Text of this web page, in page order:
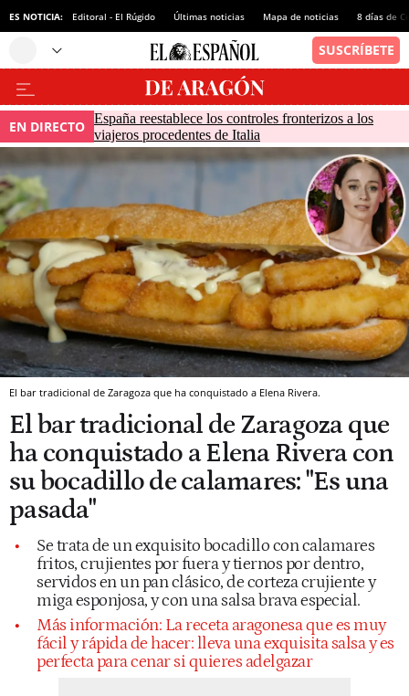
ES NOTICIA: Editoral - El Rúgido Últimas noticias Mapa de noticias 8 días de
EN DIRECTO España reestablece los controles fronterizos a los
viajeros procedentes de Italia
El bar tradicional de Zaragoza que ha conquistado a Elena Rivera.
El bar tradicional de Zaragoza que
ha conquistado a Elena Rivera con
su bocadillo de calamares: "Es una
pasada"
Se trata de un exquisito bocadillo con calamares
fritos, crujientes por fuera y tiernos por dentro,
servidos en un pan clásico, de corteza crujiente y
miga esponjosa, y con una salsa brava especial.
Más información: La receta aragonesa que es muy
fácil y rápida de hacer: lleva una exquisita salsa y es
perfecta para cenar si quieres adelgazar